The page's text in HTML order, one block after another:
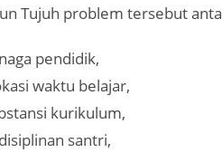
Tujuh problem tersebut
pendidik,
waktu belajar,
kurikulum,
santri,